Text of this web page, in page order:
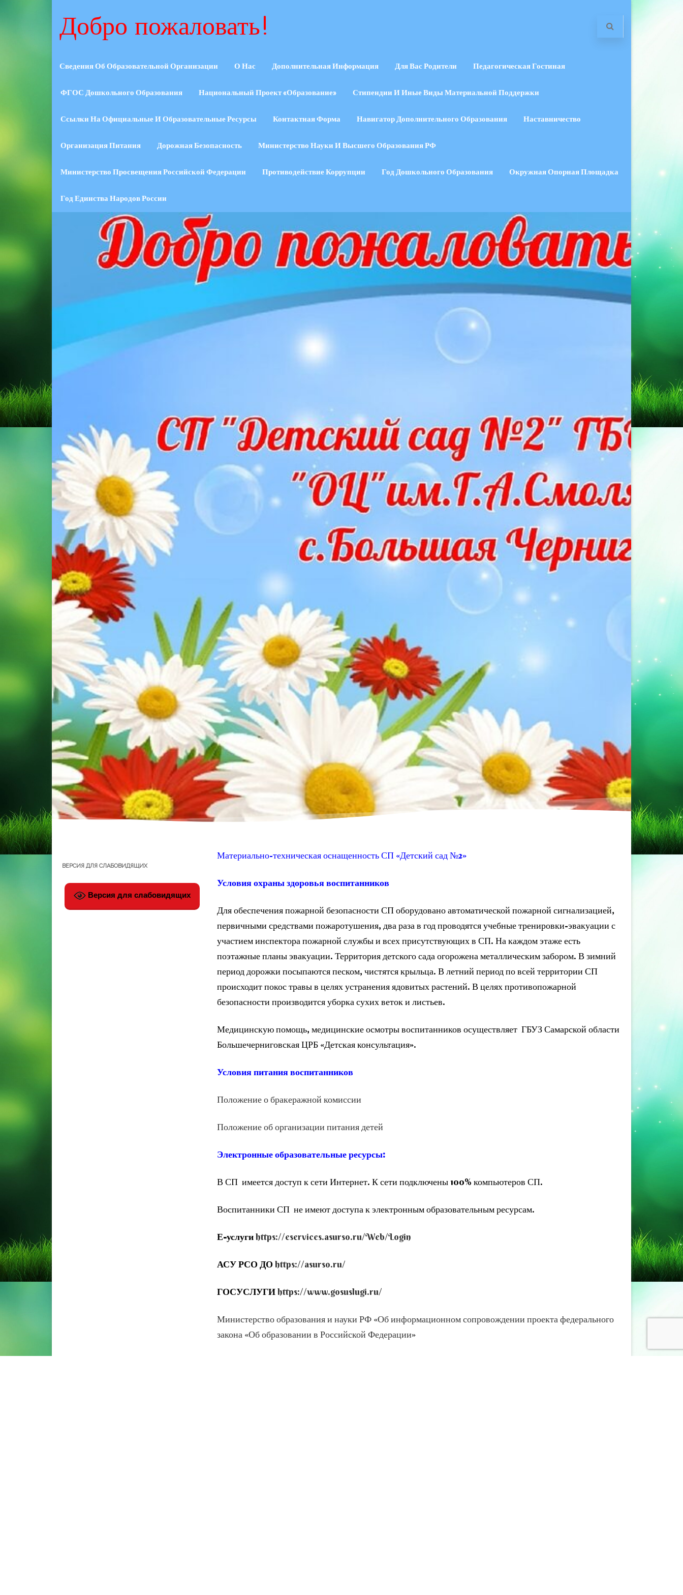
Добро пожаловать!
Сведения Об Образовательной Организации О Нас Дополнительная Информация Для Вас Родители Педагогическая Гостиная
ФГОС Дошкольного Образования Национальный Проект «Образование» Стипендии И Иные Виды Материальной Поддержки
Ссылки На Официальные И Образовательные Ресурсы Контактная Форма Навигатор Дополнительного Образования Наставничество
Организация Питания Дорожная Безопасность Министерство Науки И Высшего Образования РФ
Министерство Просвещения Российской Федерации Противодействие Коррупции Год Дошкольного Образования Окружная Опорная Площадка
Год Единства Народов России
Материально-техническая оснащенность СП «Детский сад №2»
Условия охраны здоровья воспитанников
Для обеспечения пожарной безопасности СП оборудовано автоматической пожарной сигнализацией,
первичными средствами пожаротушения, два раза в год проводятся учебные тренировки-эвакуации с
участием инспектора пожарной службы и всех присутствующих в СП. На каждом этаже есть
поэтажные планы эвакуации. Территория детского сада огорожена металлическим забором. В зимний
период дорожки посыпаются песком, чистятся крыльца. В летний период по всей территории СП
происходит покос травы в целях устранения ядовитых растений. В целях противопожарной
безопасности производится уборка сухих веток и листьев.
Медицинскую помощь, медицинские осмотры воспитанников осуществляет ГБУЗ Самарской области
Большечерниговская ЦРБ «Детская консультация».
Условия питания воспитанников
Положение о бракеражной комиссии
Положение об организации питания детей
Электронные образовательные ресурсы:
В СП имеется доступ к сети Интернет. К сети подключены 100% компьютеров СП.
Воспитанники СП не имеют доступа к электронным образовательным ресурсам.
Е-услугиhttps://eservices.asurso.ru/Web/Login
АСУ РСО ДО https://asurso.ru/
ГОСУСЛУГИhttps://www.gosuslugi.ru/
Министерство образования и науки РФ «Об информационном сопровождении проекта федерального
закона «Об образовании в Российской Федерации»
ВЕРСИЯ ДЛЯ СЛАБОВИДЯЩИХ
Версия для слабовидящих